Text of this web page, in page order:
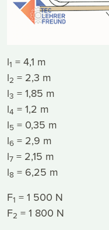
l1 = 4,1 m
l2 = 2,3 m
l3 = 1,85 m
l4 = 1,2 m
l5 = 0,35 m
l6 = 2,9 m
l7 = 2,15 m
l8 = 6,25 m
F1 = 1 500 N
F2 = 1 800 N